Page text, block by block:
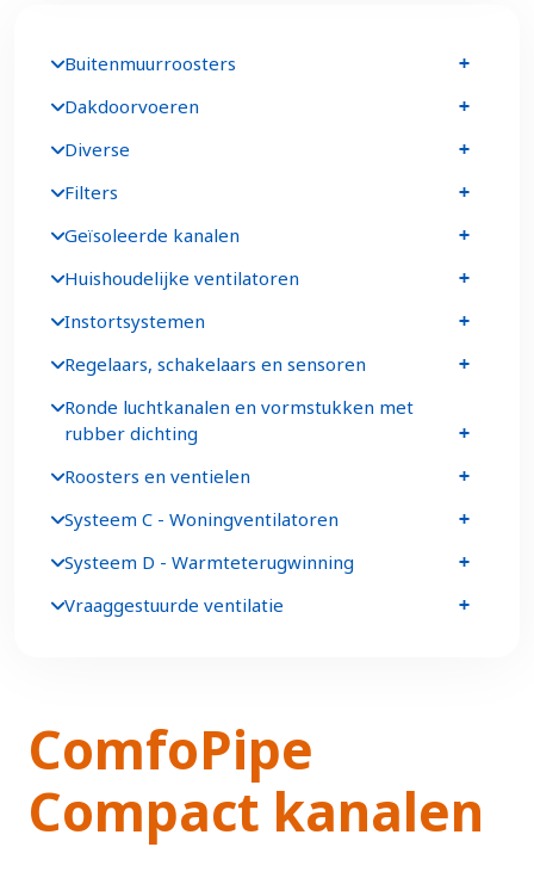
ComfoPipe
Compact kanalen
Buitenmuurroosters
Dakdoorvoeren
Diverse
Filters
Geïsoleerde kanalen
Huishoudelijke ventilatoren
Instortsystemen
Regelaars, schakelaars en sensoren
Ronde luchtkanalen en vormstukken met
rubber dichting
Roosters en ventielen
Systeem C - Woningventilatoren
Systeem D - Warmteterugwinning
Vraaggestuurde ventilatie